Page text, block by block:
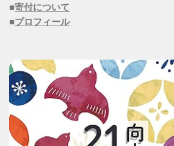
■寄付について
■プロフィール